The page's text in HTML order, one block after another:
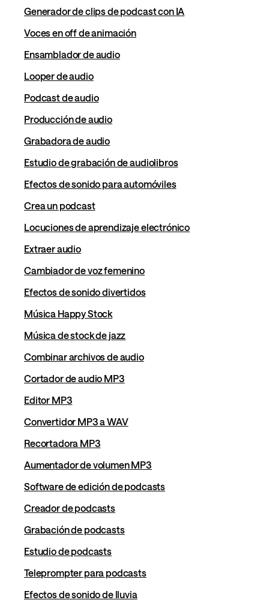
Generador de clips de podcast con IA
Voces en off de animación
Ensamblador de audio
Looper de audio
Podcast de audio
Producción de audio
Grabadora de audio
Estudio de grabación de audiolibros
Efectos de sonido para automóviles
Crea un podcast
Locuciones de aprendizaje electrónico
Extraer audio
Cambiador de voz femenino
Efectos de sonido divertidos
Música Happy Stock
Música de stock de jazz
Combinar archivos de audio
Cortador de audio MP3
Editor MP3
Convertidor MP3 a WAV
Recortadora MP3
Aumentador de volumen MP3
Software de edición de podcasts
Creador de podcasts
Grabación de podcasts
Estudio de podcasts
Teleprompter para podcasts
Efectos de sonido de lluvia